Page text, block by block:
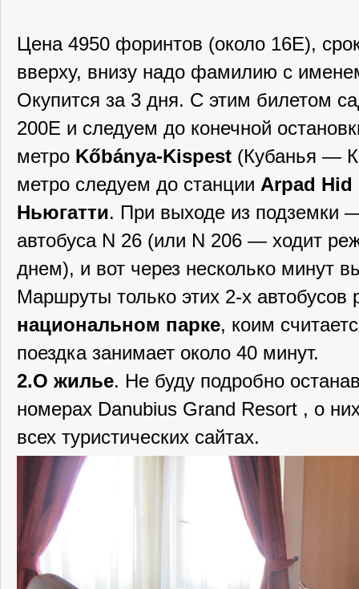
Цена 4950 форинтов (около 16Е),
вверху, внизу надо фамилию с
Окупится за 3 дня. С этим билетом
200Е и следуем до конечной
метро Kőbánya-Kispest (Кубанья —
метро следуем до станции Arpad Hid
Ньюгатти. При выходе из подземки
автобуса N 26 (или N 206 — ходит
днем), и вот через несколько минут
Маршруты только этих 2-х автобусов
национальном парке, коим
поездка занимает около 40 минут.
2.О жилье. Не буду подробно
номерах Danubius Grand Resort , о
всех туристических сайтах.